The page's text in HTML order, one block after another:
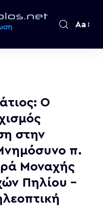
Aa
Ο
στην
π.
Μοναχής
Πηλίου –